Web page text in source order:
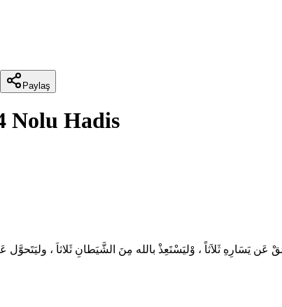
Paylaş
Nolu Hadis
يَسَارِهِ ثَلاَثاً ، وْليَسْتَعِذْ بالله مِنَ الشَّيَطانِ ثَلاثاَ ،